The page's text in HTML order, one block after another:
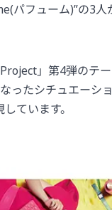
パフューム)”の3
Project」第4弾のテ
ったシチュエーシ
ています。